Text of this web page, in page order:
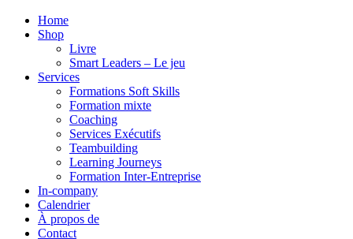
Home
Shop
Livre
Smart Leaders – Le jeu
Services
Formations Soft Skills
Formation mixte
Coaching
Services Exécutifs
Teambuilding
Learning Journeys
Formation Inter-Entreprise
In-company
Calendrier
À propos de
Contact